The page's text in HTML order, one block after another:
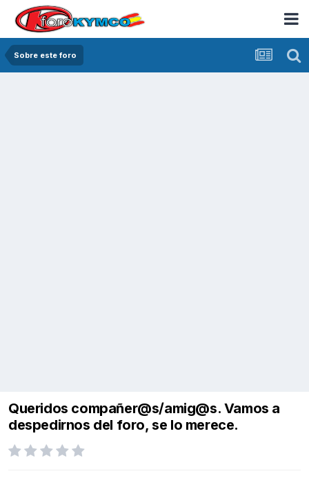
Sobre este foro
Queridos compañer@s/amig@s. Vamos a
despedirnos del foro, se lo merece.